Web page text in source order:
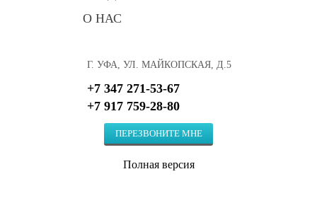
О НАС
Г. УФА, УЛ. МАЙКОПСКАЯ, Д.5
+7 347 271-53-67
+7 917 759-28-80
ПЕРЕЗВОНИТЕ МНЕ
Полная версия